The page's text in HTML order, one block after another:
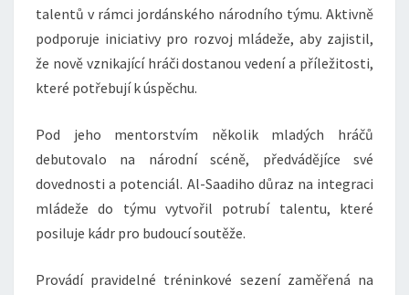
talentů v rámci jordánského národního týmu. Aktivně
podporuje iniciativy pro rozvoj mládeže, aby zajistil,
že nově vznikající hráči dostanou vedení a příležitosti,
které potřebují k úspěchu.
Pod jeho mentorstvím několik mladých hráčů
debutovalo na národní scéně, předvádějíce své
dovednosti a potenciál. Al-Saadiho důraz na integraci
mládeže do týmu vytvořil potrubí talentu, které
posiluje kádr pro budoucí soutěže.
Provádí pravidelné tréninkové sezení zaměřená na